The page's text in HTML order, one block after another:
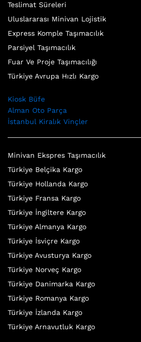
Teslimat Süreleri
Uluslararası Minivan Lojistik
Express Komple Taşımacılık
Parsiyel Taşımacılık
Fuar Ve Proje Taşımacılığı
Türkiye Avrupa Hızlı Kargo
Kiosk Büfe
Alman Oto Parça
İstanbul Kiralık Vinçler
Minivan Ekspres Taşımacılık
Türkiye Belçika Kargo
Türkiye Hollanda Kargo
Türkiye Fransa Kargo
Türkiye İngiltere Kargo
Türkiye Almanya Kargo
Türkiye İsviçre Kargo
Türkiye Avusturya Kargo
Türkiye Norveç Kargo
Türkiye Danimarka Kargo
Türkiye Romanya Kargo
Türkiye İzlanda Kargo
Türkiye Arnavutluk Kargo